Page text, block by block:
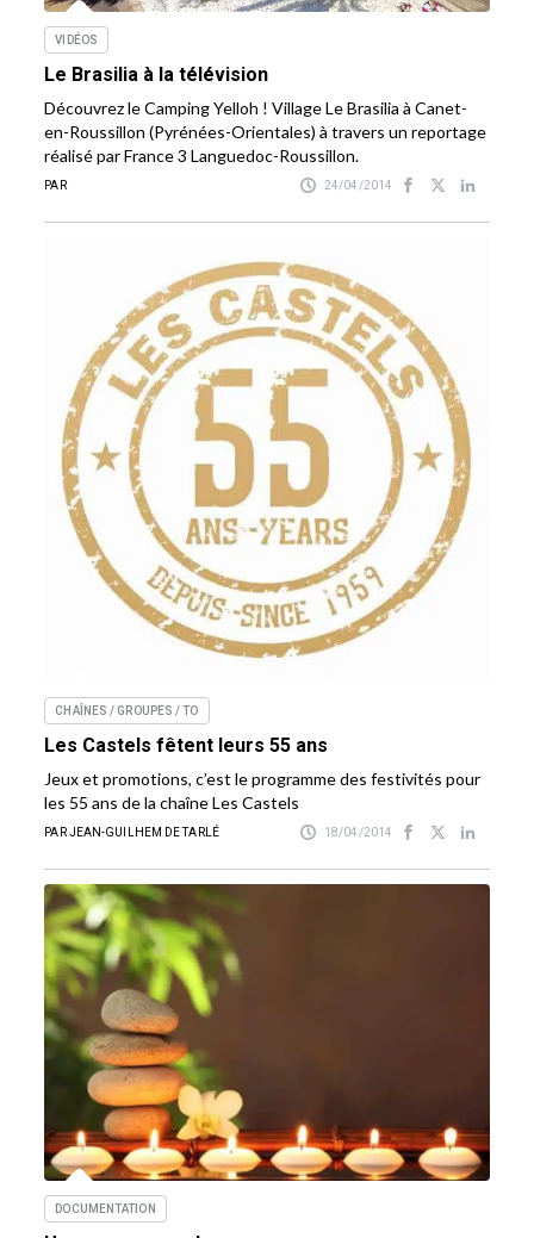
VIDÉOS
Le Brasilia à la télévision
Découvrez le Camping Yelloh ! Village Le Brasilia à Canet-
en-Roussillon (Pyrénées-Orientales) à travers un reportage
réalisé par France 3 Languedoc-Roussillon.
PAR 24/04/2014
CHAÎNES / GROUPES / TO
Les Castels fêtent leurs 55 ans
Jeux et promotions, c’est le programme des festivités pour
les 55 ans de la chaîne Les Castels
PAR JEAN-GUILHEM DE TARLÉ 18/04/2014
DOCUMENTATION